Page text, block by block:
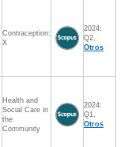
Contraception:
X
2024:
Q2,
Otros
Health and
Social Care in
the
Community
2024:
Q1,
Otros